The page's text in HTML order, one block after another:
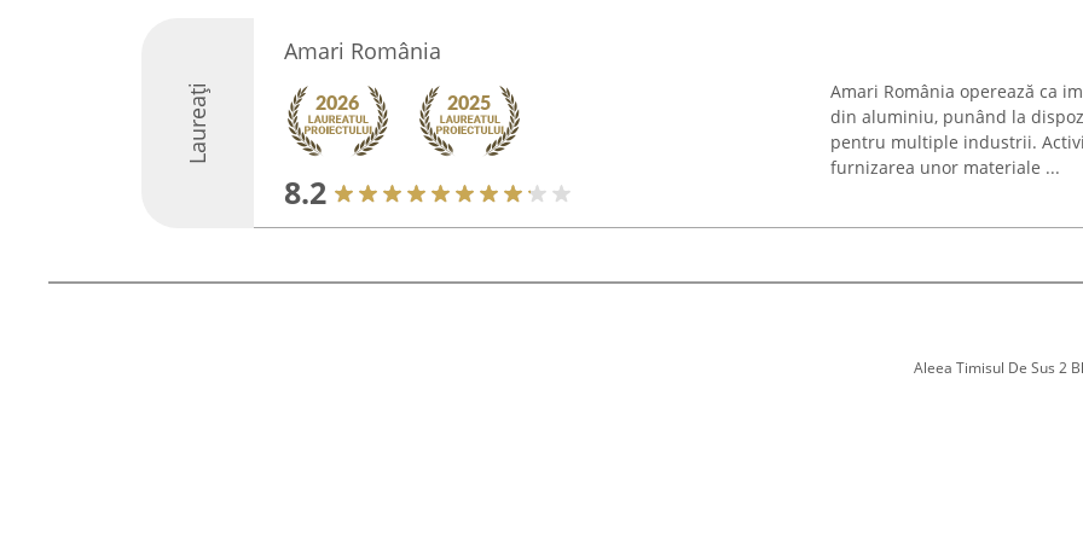
Laureați
Amari România
8.2
Amari România operează ca
din aluminiu, punând la
pentru multiple industrii.
furnizarea unor materiale ...
Aleea Timisul De Sus 2